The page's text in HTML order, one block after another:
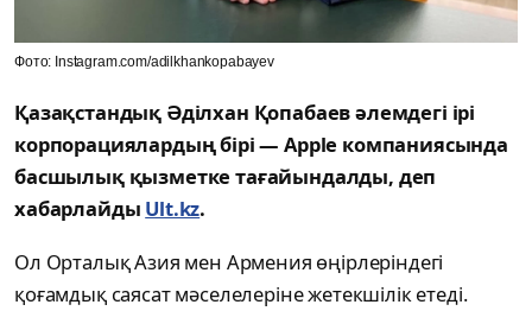
Фото: Instagram.com/adilkhankopabayev
Қазақстандық Әділхан Қопабаев әлемдегі ірі
корпорациялардың бірі — Apple компаниясында
басшылық қызметке тағайындалды, деп
хабарлайды Ult.kz.
Ол Орталық Азия мен Армения өңірлеріндегі
қоғамдық саясат мәселелеріне жетекшілік етеді.